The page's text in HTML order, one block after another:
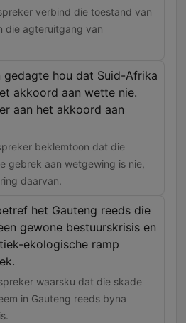
verbind die toestand van
die agteruitgang van
gedagte hou dat Suid-Afrika
akkoord aan wette nie.
aan het akkoord aan
beklemtoon dat die
gebrek aan wetgewing is nie,
daarvan.
het Gauteng reeds die
gewone bestuurskrisis en
ekologische ramp
waarsku dat die skade
in Gauteng reeds byna